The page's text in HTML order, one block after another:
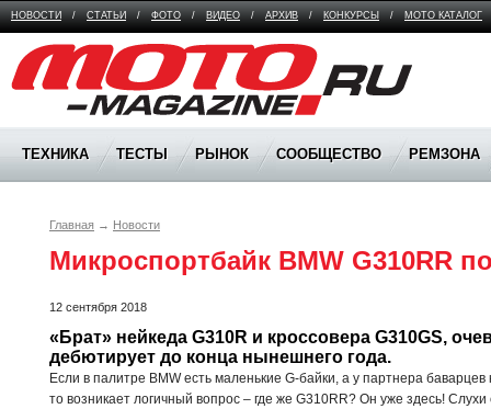
НОВОСТИ / СТАТЬИ / ФОТО / ВИДЕО / АРХИВ / КОНКУРСЫ / МОТО КАТАЛОГ
Moto Magazine
ТЕХНИКА ТЕСТЫ РЫНОК СООБЩЕСТВО РЕМЗОНА
Главная → Новости
12 сентября 2018
«Брат» нейкеда G310R и кроссовера G310GS,
дебютирует до конца нынешнего года.
Если в палитре BMW есть маленькие G-байки, а у партнера
то возникает логичный вопрос – где же G310RR? Он уже здесь!